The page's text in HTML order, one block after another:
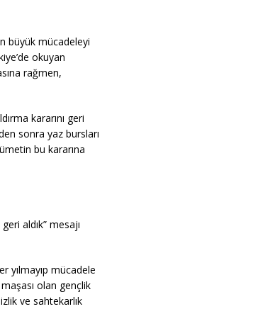
büyük mücadeleyi
okuyan
rağmen,
kararını geri
sonra yaz bursları
bu kararına
aldık” mesajı
yılmayıp mücadele
olan gençlik
ve sahtekarlık